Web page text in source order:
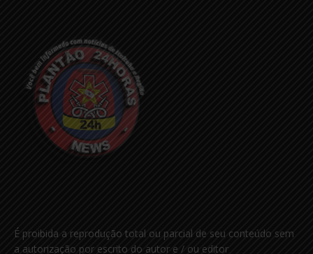
É proibida a reprodução total ou parcial de seu conteúdo sem
a autorização por escrito do autor e / ou editor